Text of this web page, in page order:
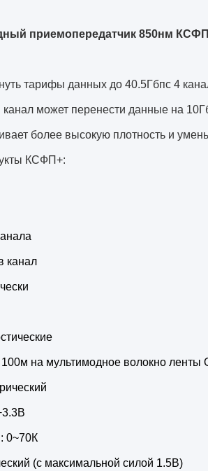
приемопередатчик 850нм
тарифы данных до 40.5Гбпс 4
может перенести данные на
более высокую плотность и
КСФП+:
канал
на мультимодное волокно ленты
0~70К
(с максимальной силой 1.5В)